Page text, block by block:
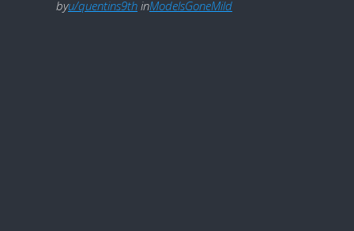
byu/quentins9th inModelsGoneMild